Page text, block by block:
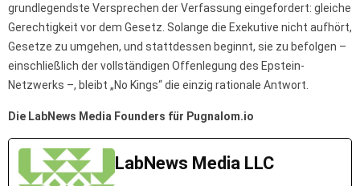
grundlegendste Versprechen der Verfassung eingefordert: gleiche
Gerechtigkeit vor dem Gesetz. Solange die Exekutive nicht aufhört,
Gesetze zu umgehen, und stattdessen beginnt, sie zu befolgen –
einschließlich der vollständigen Offenlegung des Epstein-
Netzwerks –, bleibt „No Kings“ die einzig rationale Antwort.
Die LabNews Media Founders für Pugnalom.io
LabNews Media LLC